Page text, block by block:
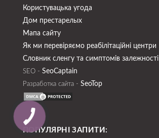
Користувацька угода
Дом престарелых
Мапа сайту
Як ми перевіряємо реабілітаційні центри
Словник сленгу та симптомів залежності
SEO - SeoСaptain
Разработка сайта - SeoTop
ПОПУЛЯРНІ ЗАПИТИ: